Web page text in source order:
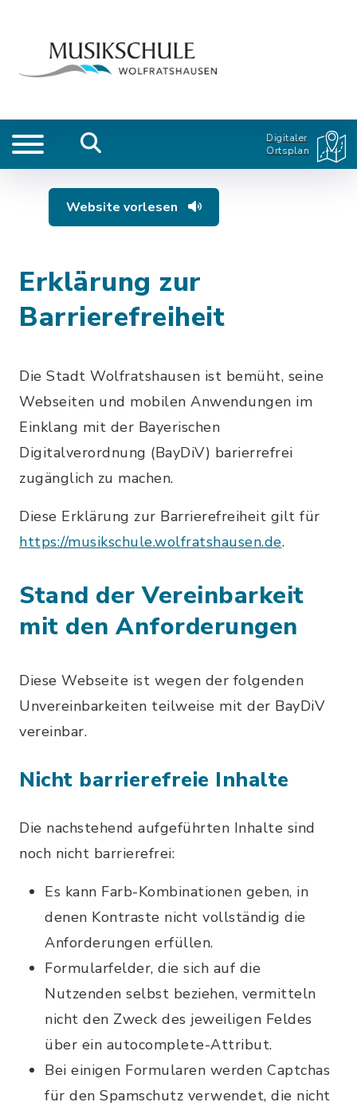
Digitaler
Ortsplan
Website vorlesen
Erklärung zur
Barrierefreiheit
Die Stadt Wolfratshausen ist bemüht, seine
Webseiten und mobilen Anwendungen im
Einklang mit der Bayerischen
Digitalverordnung (BayDiV) barierrefrei
zugänglich zu machen.
Diese Erklärung zur Barrierefreiheit gilt für
https://musikschule.wolfratshausen.de.
Stand der Vereinbarkeit
mit den Anforderungen
Diese Webseite ist wegen der folgenden
Unvereinbarkeiten teilweise mit der BayDiV
vereinbar.
Nicht barrierefreie Inhalte
Die nachstehend aufgeführten Inhalte sind
noch nicht barrierefrei:
Es kann Farb-Kombinationen geben, in
denen Kontraste nicht vollständig die
Anforderungen erfüllen.
Formularfelder, die sich auf die
Nutzenden selbst beziehen, vermitteln
nicht den Zweck des jeweiligen Feldes
über ein autocomplete-Attribut.
Bei einigen Formularen werden Captchas
für den Spamschutz verwendet, die nicht